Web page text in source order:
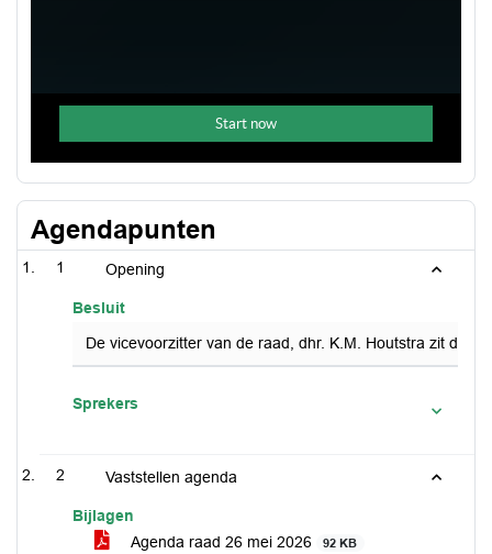
Agendapunten
1 Opening
Besluit
De vicevoorzitter van de raad, dhr. K.M. Houtstra zit
Sprekers
2 Vaststellen agenda
Bijlagen
Agenda raad 26 mei 2026
92 KB